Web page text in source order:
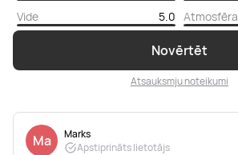
Novērtēt
Atsauksmju noteikumi
Vide
5.0 Atmosfēra
Ma
Marks
Apstiprināts lietotājs